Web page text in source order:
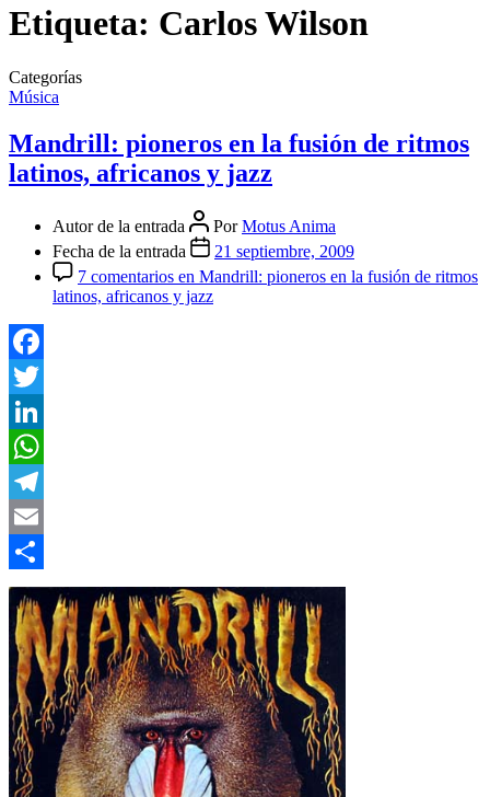
Etiqueta: Carlos Wilson
Categorías
Música
Mandrill: pioneros en la fusión de ritmos
latinos, africanos y jazz
Autor de la entrada PorMotus Anima
Fecha de la entrada
21 septiembre, 2009
7 comentarios en Mandrill: pioneros en la fusión de ritmos
latinos, africanos y jazz
Facebook
Twitter
LinkedIn
WhatsApp
Telegram
Email
Compartir